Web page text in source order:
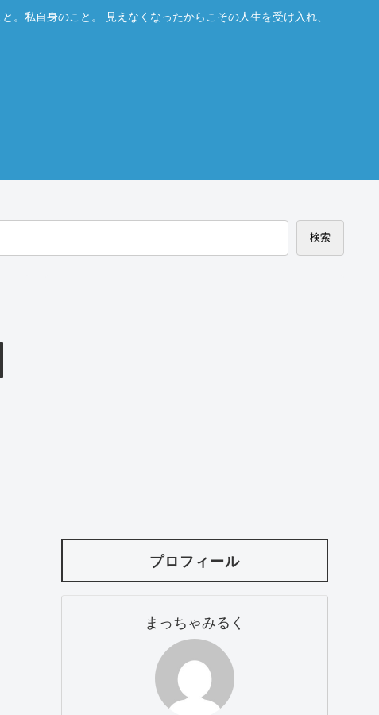
私自身のこと。 見えなくなったからこその人生を受け入れ、
検索
プロフィール
まっちゃみるく